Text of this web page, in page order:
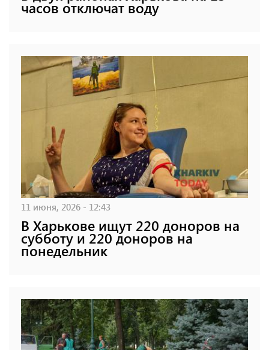
часов отключат воду
11 июня, 2026 - 12:43
В Харькове ищут 220 доноров на
субботу и 220 доноров на
понедельник